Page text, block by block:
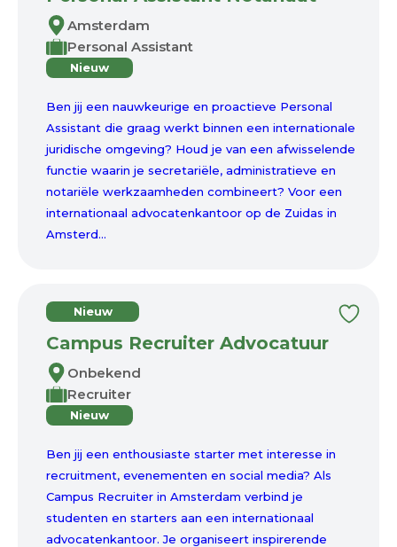
Amsterdam
Personal Assistant
Nieuw
Ben jij een nauwkeurige en proactieve Personal
Assistant die graag werkt binnen een internationale
juridische omgeving? Houd je van een afwisselende
functie waarin je secretariële, administratieve en
notariële werkzaamheden combineert? Voor een
internationaal advocatenkantoor op de Zuidas in
Amsterd...
Nieuw
Campus Recruiter Advocatuur
Onbekend
Recruiter
Nieuw
Ben jij een enthousiaste starter met interesse in
recruitment, evenementen en social media? Als
Campus Recruiter in Amsterdam verbind je
studenten en starters aan een internationaal
advocatenkantoor. Je organiseert inspirerende